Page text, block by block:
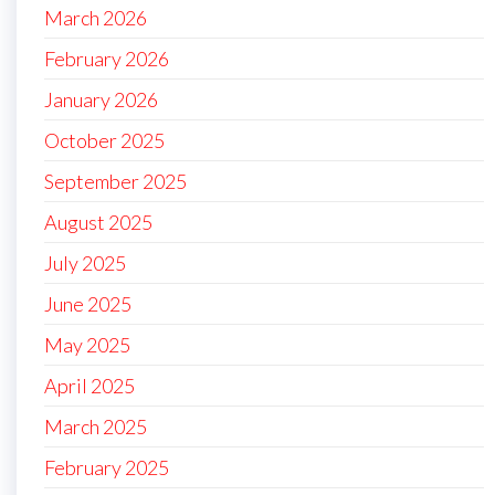
March 2026
February 2026
January 2026
October 2025
September 2025
August 2025
July 2025
June 2025
May 2025
April 2025
March 2025
February 2025